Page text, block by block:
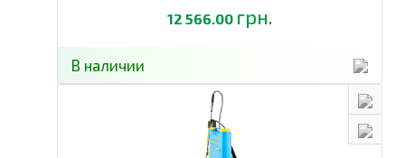
12 566.00 грн.
В наличии